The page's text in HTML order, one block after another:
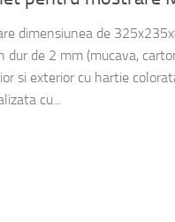
dimensiunea de
dur de 2 mm (mucava,
si exterior cu hartie
cu...